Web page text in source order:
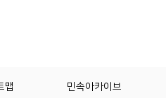
맵 민속아카이브